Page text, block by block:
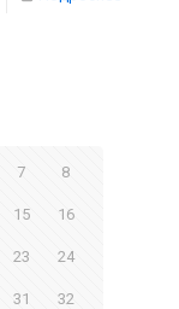
7 8
15 16
23 24
31 32